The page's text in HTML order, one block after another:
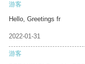
游客
Hello, Greetings fr
2022-01-31
游客